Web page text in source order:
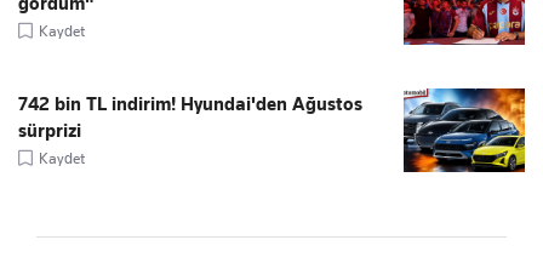
Kaydet
742 bin TL indirim! Hyundai'den Ağustos
sürprizi
Kaydet